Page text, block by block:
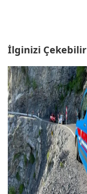
İlginizi Çekebilir